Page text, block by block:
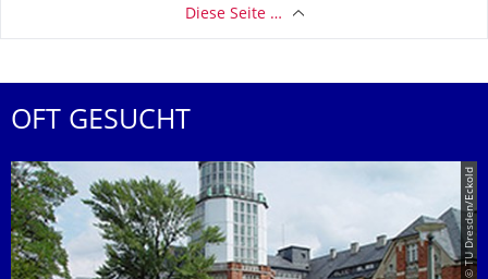
Diese Seite …
OFT GESUCHT
© TU Dresden/Eckold